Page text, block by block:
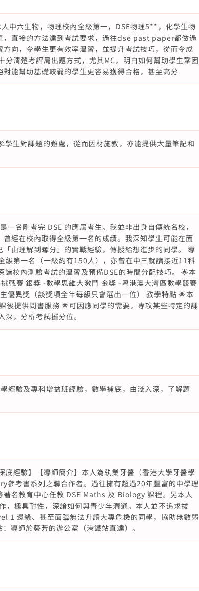
中六生物，物理校內全級第一，DSE物理5**，化學生物
，直接的方法達到考試要求，過往dse past paper都做過
向，令學生更有效率溫習，並提升考試技巧，從而令成
清楚考評局出題方式，尤其MC，明白如何幫助學生鞏固
能幫助基礎較弱的學生更容易獲得合格，甚至高分
生對課題的難處，從而因材施教，亦能提供大量筆記和
一名剛考完 DSE 的應屆考生。我並非出身自傳統名校，
經在校內取得全級第一名的成績。我深知學生可能在面
由理解到奪分」的實戰經驗，傳授給想進步的同學。 導
級第一名（一級約有150人），亦曾在中三就讀接近11科
校內測驗考試的溫習及預備DSE的時間分配技巧。 🌟本
戰賽 銀獎 -數學思維大激鬥 金獎 -粵港澳大灣區數學競賽
優異獎（該獎項全年每級只會選出一位） 教學特點 🌟本
後提供問書服務 🌟可因應同學的需要，專攻某些特定的課
，分析考試攞分位。
經驗及專科增益班經驗，數學補底，由淺入深，了解題
經驗】【導師簡介】本人為執業牙醫（香港大學牙醫學
參考書系列之聯合作者。過往擁有超過20年豐富的中學理
名教育中心任教 DSE Maths 及 Biology 課程。另本人
，極具耐性，深諳如何與青少年溝通。本人並不追求拔
1 邊緣、甚至面臨無法升讀大專危機的同學，協助無數弱
導師於葵芳的辦公室（港鐵站直達）。